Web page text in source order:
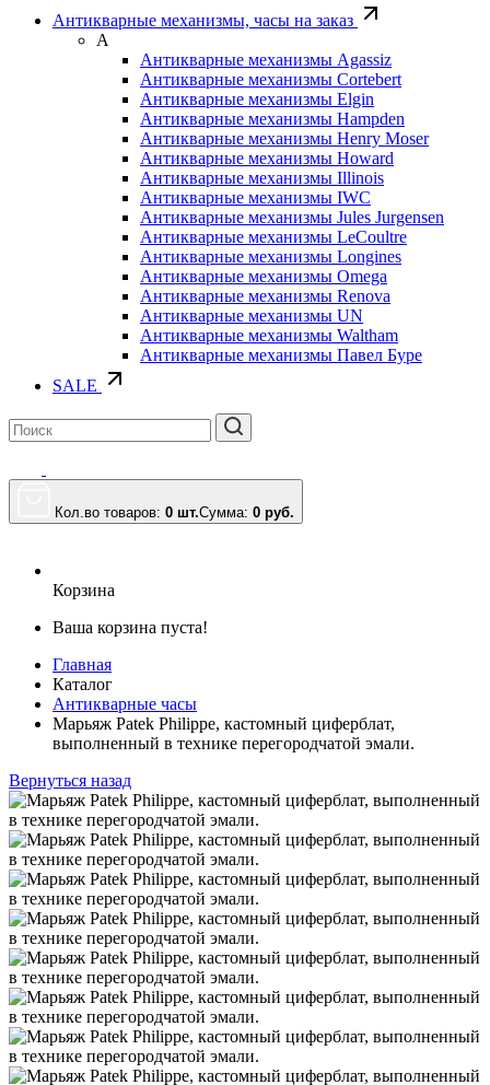
Антикварные механизмы, часы на заказ
А
Антикварные механизмы Agassiz
Антикварные механизмы Cortebert
Антикварные механизмы Elgin
Антикварные механизмы Hampden
Антикварные механизмы Henry Moser
Антикварные механизмы Howard
Антикварные механизмы Illinois
Антикварные механизмы IWC
Антикварные механизмы Jules Jurgensen
Антикварные механизмы LeCoultre
Антикварные механизмы Longines
Антикварные механизмы Omega
Антикварные механизмы Renova
Антикварные механизмы UN
Антикварные механизмы Waltham
Антикварные механизмы Павел Буре
SALE
Кол.во товаров: 0 шт.Сумма: 0 руб.
Корзина
Ваша корзина пуста!
Главная
Каталог
Антикварные часы
Марьяж Patek Philippe, кастомный циферблат,
выполненный в технике перегородчатой эмали.
Вернуться назад